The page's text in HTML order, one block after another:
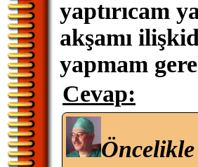
yaptırıcam
akşamı
yapmam
Cevap: